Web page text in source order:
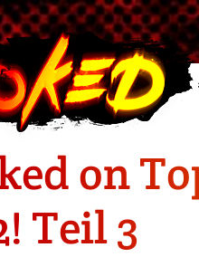
on
Teil 3